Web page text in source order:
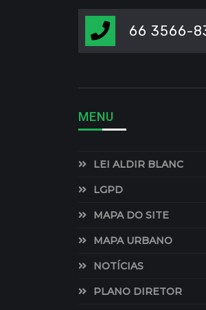
66 3566-
MENU
LEI ALDIR BLANC
LGPD
MAPA DO SITE
MAPA URBANO
NOTÍCIAS
PLANO DIRETOR